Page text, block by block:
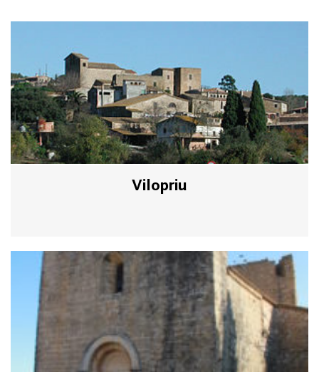
Vilopriu